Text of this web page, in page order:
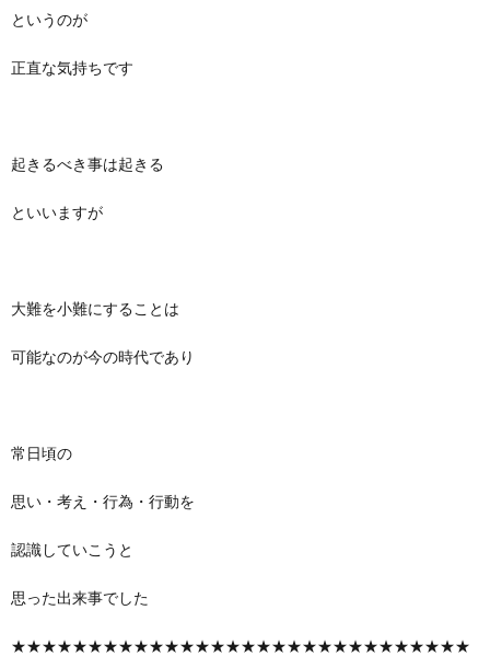
というのが
正直な気持ちです
起きるべき事は起きる
といいますが
大難を小難にすることは
可能なのが今の時代であり
常日頃の
思い・考え・行為・行動を
認識していこうと
思った出来事でした
★★★★★★★★★★★★★★★★★★★★★★★★★★★★★★